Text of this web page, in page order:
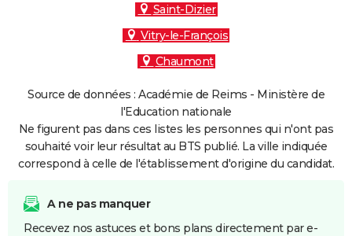
Saint-Dizier
Vitry-le-François
Chaumont
Source de données : Académie de Reims - Ministère de
l'Education nationale
Ne figurent pas dans ces listes les personnes qui n'ont pas
souhaité voir leur résultat au BTS publié. La ville indiquée
correspond à celle de l'établissement d'origine du candidat.
A ne pas manquer
Recevez nos astuces et bons plans directement par e-